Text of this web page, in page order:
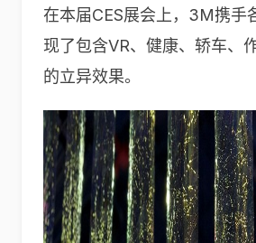
在本届CES展会上，3M携手
现了包含VR、健康、轿车、
的立异效果。